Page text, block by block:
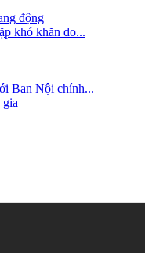
động
khó khăn do...
Ban Nội chính...
gia